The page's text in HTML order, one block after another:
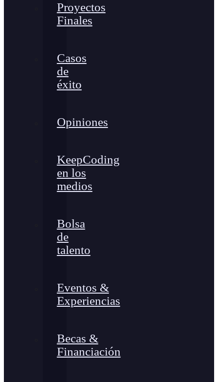
Proyectos
Finales
Casos
de
éxito
Opiniones
KeepCoding
en los
medios
Bolsa
de
talento
Eventos &
Experiencias
Becas &
Financiación